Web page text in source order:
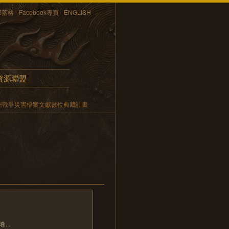
格 Facebook專頁 ENGLISH
源聯盟
爭災害檔案文獻數位典藏計畫
...